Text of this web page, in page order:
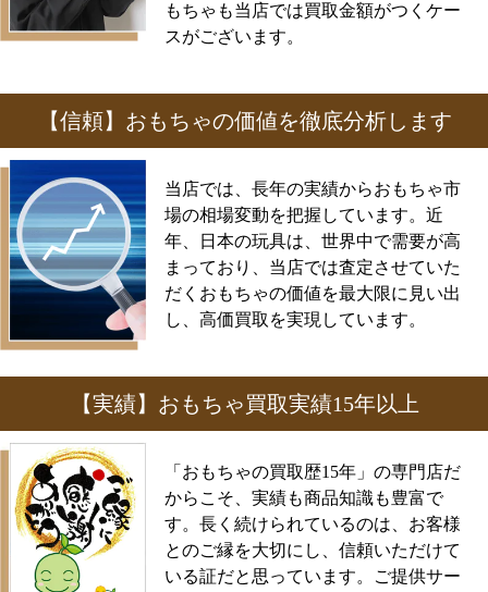
もちゃも当店では買取金額がつくケー
スがございます。
【信頼】おもちゃの価値を徹底分析します
当店では、長年の実績からおもちゃ市
場の相場変動を把握しています。近
年、日本の玩具は、世界中で需要が高
まっており、当店では査定させていた
だくおもちゃの価値を最大限に見い出
し、高価買取を実現しています。
【実績】おもちゃ買取実績15年以上
「おもちゃの買取歴15年」の専門店だ
からこそ、実績も商品知識も豊富で
す。長く続けられているのは、お客様
とのご縁を大切にし、信頼いただけて
いる証だと思っています。ご提供サー